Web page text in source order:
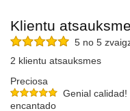
Klientu
5 no 5
2 klientu atsauksmes
Preciosa
Genial
encantado